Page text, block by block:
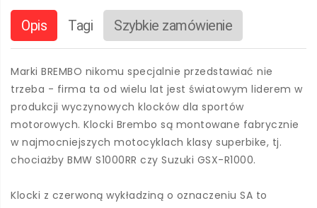
Opis Tagi Szybkie zamówienie
Marki BREMBO nikomu specjalnie przedstawiać nie
trzeba - firma ta od wielu lat jest światowym liderem w
produkcji wyczynowych klocków dla sportów
motorowych. Klocki Brembo są montowane fabrycznie
w najmocniejszych motocyklach klasy superbike, tj.
chociażby BMW S1000RR czy Suzuki GSX-R1000.
Klocki z czerwoną wykładziną o oznaczeniu SA to